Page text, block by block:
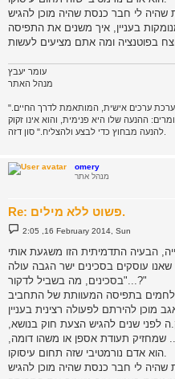
שהיה לי חבר כנסת שהיה מוכן להגיש
בעניין, איך משנים את התפיסה
עומר יעבץ
מנהל האתר
"מנהיגות, פירושה קודם כל, ניהול החיים על פי מערכת ערכים אישית, המותאמת לדרך החיים.
ההנעה שלו היא פנימית, והוא אינו זקוק
omery
מנהל אתר
Re: פשוט ללא מילים.
P
o
t
2:05 ,16 February 2014, Sun
עוסקים בסכינים ישר הגבה עולה
"בסכינים, מה בשביל לדקור...?"
נלחמים בתפיסה המעוותת של התחביב
לפני שנים להגיש הצעת חוק בנושא,
שמחזיק תעודת אספן או משהו דומה,
שהיה לי חבר כנסת שהיה מוכן להגיש